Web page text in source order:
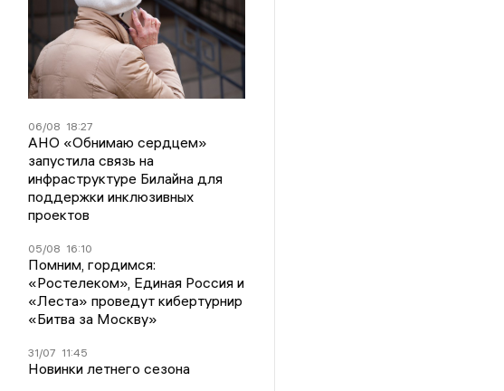
06/08 18:27
АНО «Обнимаю сердцем»
запустила связь на
инфраструктуре Билайна для
поддержки инклюзивных
проектов
05/08 16:10
Помним, гордимся:
«Ростелеком», Единая Россия и
«Леста» проведут кибертурнир
«Битва за Москву»
31/07 11:45
Новинки летнего сезона